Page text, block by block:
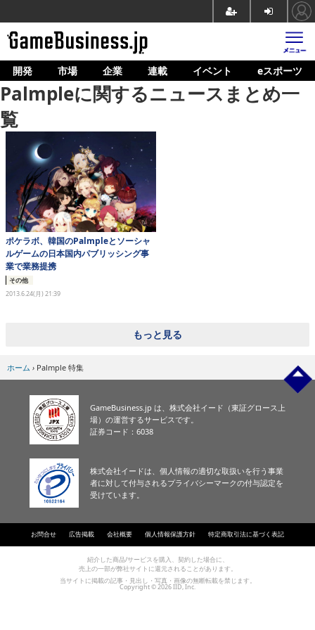
ホーム
ゲーム開発
市場
マネタイズ
企業動向
人材育成
産業政策
連載
イベント/セミナー
開発 市場 企業 連載 イベント eスポーツ
Palmpleに関するニュースまとめ一
覧
ポケラボ、韓国のPalmpleとソーシャ
ルゲームの日本国内パブリッシング事
業で業務提携
その他
2013.6.24(月) 21:39
もっと見る
ホーム › Palmple 特集
GameBusiness.jp は、株式会社イード（東証グロース上
場）の運営するサービスです。
証券コード：6038
株式会社イードは、個人情報の適切な取扱いを行う事業
者に対して付与されるプライバシーマークの付与認定を
受けています。
お問合せ 広告掲載 会社概要 個人情報保護方針 特定商取引法に基づく表記
紹介した商品/サービスを購入、契約した場合に、
売上の一部が弊社サイトに還元されることがあります。
当サイトに掲載の記事・見出し・写真・画像の無断転載を禁じます。
Copyright © 2026 IID, Inc.